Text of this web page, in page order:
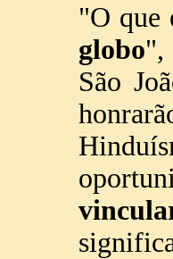
"O que
globo",
São